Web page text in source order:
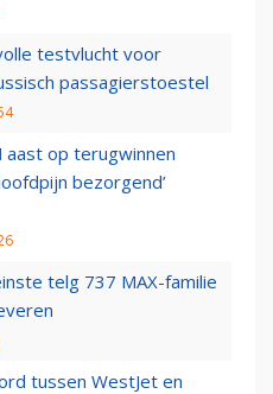
testvlucht voor
passagierstoestel
aast op terugwinnen
bezorgend’
telg 737 MAX-familie
tussen WestJet en